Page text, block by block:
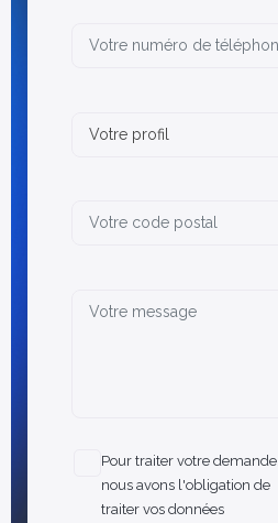
Votre profil
Pour traiter votre demande,
nous avons l'obligation de
traiter vos données